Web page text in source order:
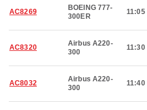
AC8269
BOEING 777-
300ER
11:05
AC8320
Airbus A220-
300
11:30
AC8032
Airbus A220-
300
11:40